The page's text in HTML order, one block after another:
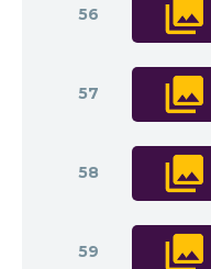
56
57
58
59